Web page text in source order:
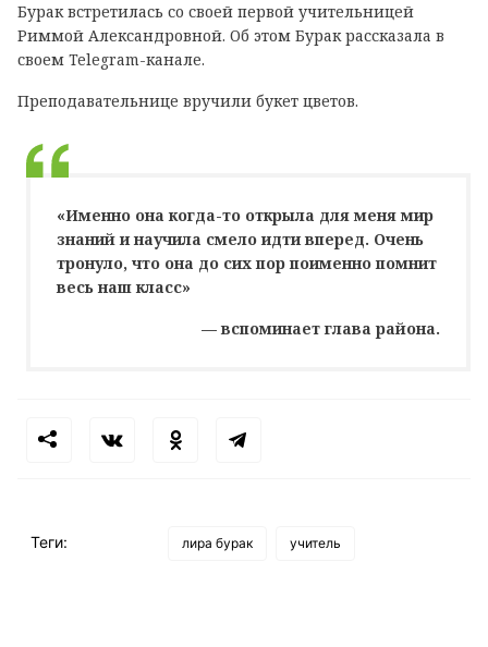
Бурак встретилась со своей первой учительницей
Риммой Александровной. Об этом Бурак рассказала в
своем Telegram-канале.
Преподавательнице вручили букет цветов.
«Именно она когда-то открыла для меня мир
знаний и научила смело идти вперед. Очень
тронуло, что она до сих пор поименно помнит
весь наш класс»
— вспоминает глава района.
Теги: лира бурак учитель